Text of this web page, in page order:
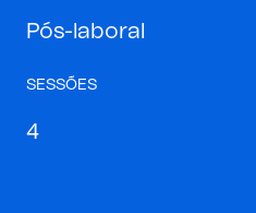
Pós-laboral
SESSÕES
4